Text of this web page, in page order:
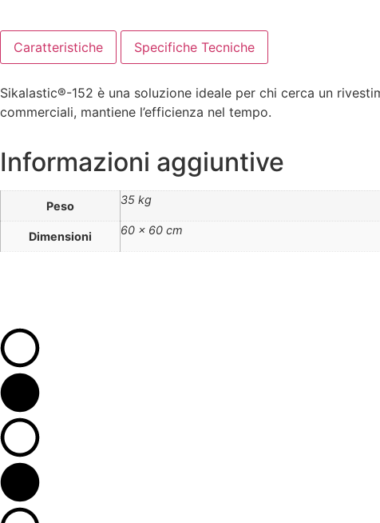
Caratteristiche Specifiche Tecniche
Sikalastic®-152 è una soluzione ideale per chi cerca un
commerciali, mantiene l’efficienza nel tempo.
Informazioni aggiuntive
Peso 35 kg
Dimensioni 60 × 60 cm